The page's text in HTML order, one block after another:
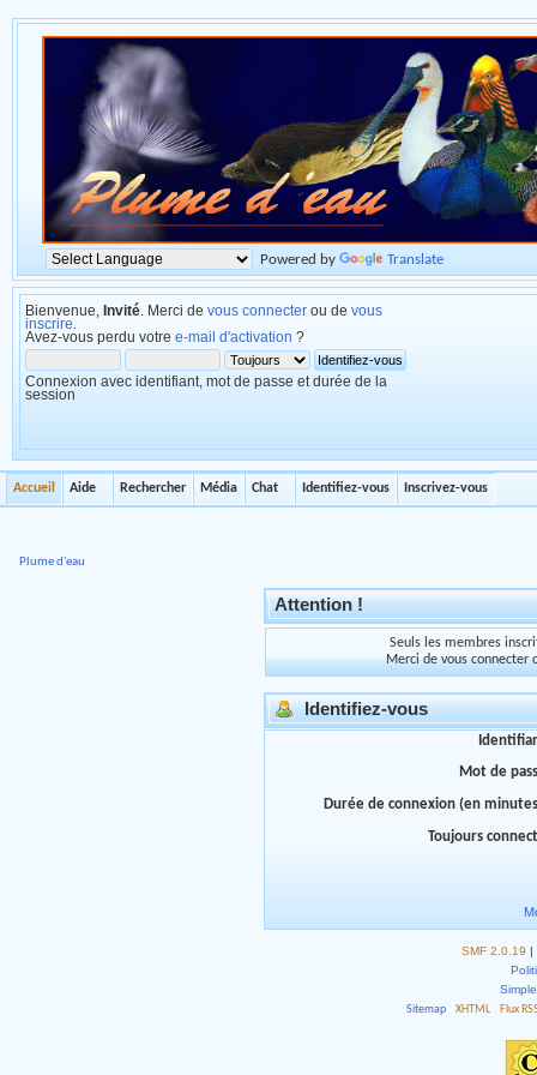
Powered by Translate
Bienvenue, Invité . Merci de vous connecter ou de vous
inscrire
Avez-vous perdu votre e-mail d'activation ?
Connexion avec identifiant, mot de passe et durée de la
session
Accueil Aide Rechercher Média Chat Identifiez-vous Inscrivez-vous
Plume d'eau
Attention !
Seuls les membres
Merci de vous connecter
Identifiez-vous
Mot de
Durée de connexion (en
Toujours
SMF 2.0.19 |
Sitemap
XHTML Flux